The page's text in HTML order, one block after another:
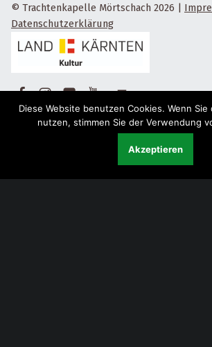
© Trachtenkapelle Mörtschach 2026 |
Datenschutzerklärung
Diese Website benutzen Cookies. Wenn
nutzen, stimmen Sie der Verwendung
Akzeptieren